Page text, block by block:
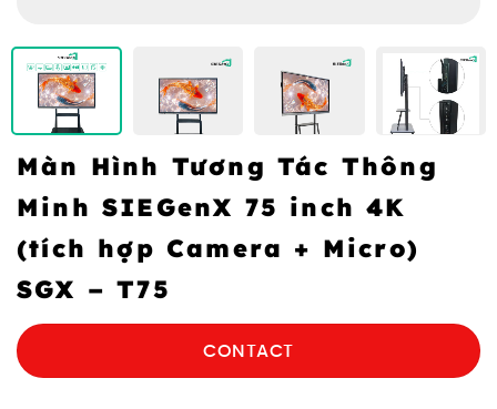
Màn Hình Tương Tác Thông
Minh SIEGenX 75 inch 4K
(tích hợp Camera + Micro)
SGX – T75
CONTACT